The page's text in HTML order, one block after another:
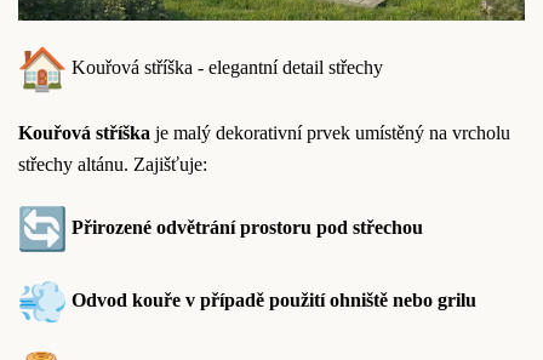
Kouřová stříška - elegantní detail střechy
Kouřová stříška je malý dekorativní prvek umístěný na vrcholu
střechy altánu. Zajišťuje:
Přirozené odvětrání prostoru pod střechou
Odvod kouře v případě použití ohniště nebo grilu